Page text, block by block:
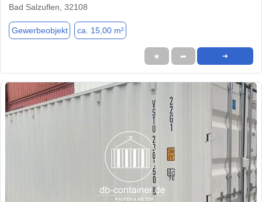
Bad Salzuflen, 32108
Gewerbeobjekt ca. 15,00 m²
★ ➦ ➜